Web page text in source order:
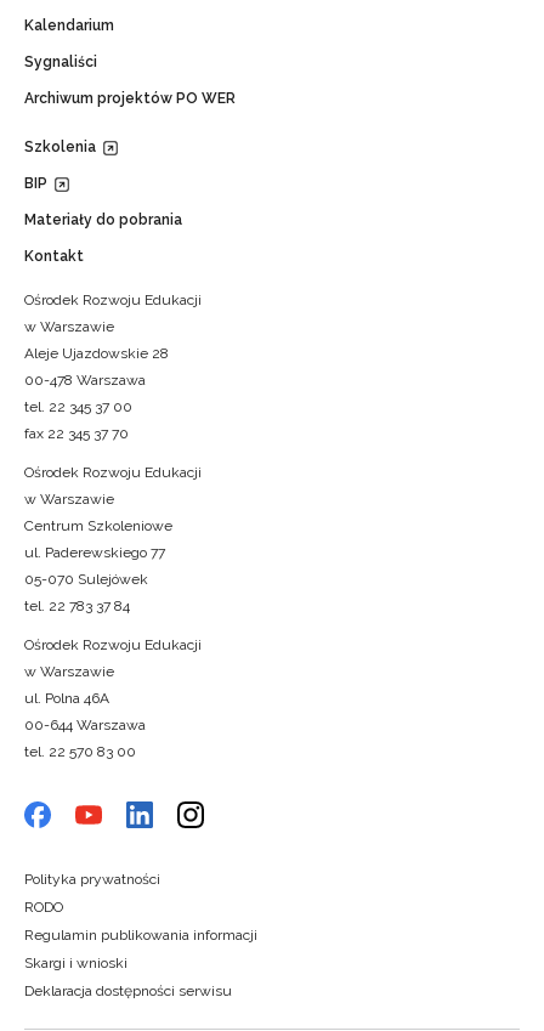
Kalendarium
Sygnaliści
Archiwum projektów PO WER
Szkolenia
BIP
Materiały do pobrania
Kontakt
Ośrodek Rozwoju Edukacji
w Warszawie
Aleje Ujazdowskie 28
00-478 Warszawa
tel. 22 345 37 00
fax 22 345 37 70
Ośrodek Rozwoju Edukacji
w Warszawie
Centrum Szkoleniowe
ul. Paderewskiego 77
05-070 Sulejówek
tel. 22 783 37 84
Ośrodek Rozwoju Edukacji
w Warszawie
ul. Polna 46A
00-644 Warszawa
tel. 22 570 83 00
Polityka prywatności
RODO
Regulamin publikowania informacji
Skargi i wnioski
Deklaracja dostępności serwisu